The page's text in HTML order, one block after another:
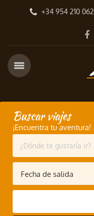
+34 954 210 062
Buscar viajes
¡Encuentra tu aventura!